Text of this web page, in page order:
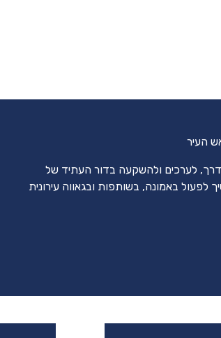
העיר
לערכים ולהשקעה בדור העתיד של
לפעול באמונה, בשותפות ובגאווה עירונית